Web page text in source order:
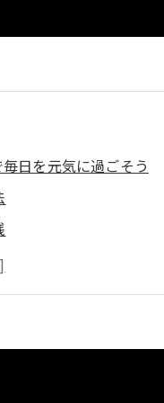
日を元気に過ごそう
康効果